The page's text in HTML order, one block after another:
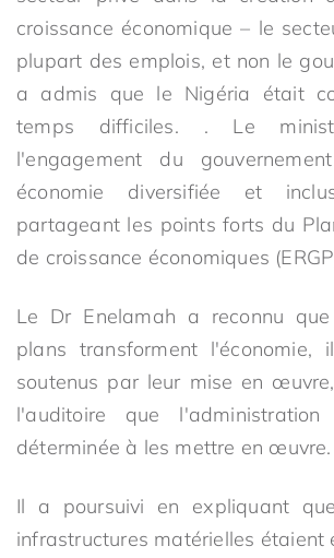
croissance économique – le
plupart des emplois, et non le
a admis que le Nigéria était
temps difficiles. . Le
l'engagement du
économie diversifiée et
partageant les points forts du
de croissance économiques
Le Dr Enelamah a reconnu
plans transforment l'économie,
soutenus par leur mise en
l'auditoire que
déterminée à les mettre en œuvre.
Il a poursuivi en expliquant
infrastructures matérielles étaient